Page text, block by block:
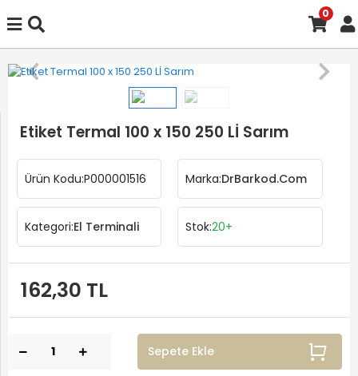
0
Etiket Termal 100 x 150 250 Lİ Sarım
Ürün Kodu:P000001516 Marka:DrBarkod.Com
Kategori:El Terminali Stok:20+
162,30 TL
Sepete Ekle